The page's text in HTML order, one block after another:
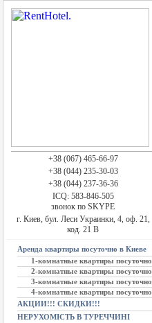
+38 (067) 465-66-97
+38 (044) 235-30-03
+38 (044) 237-36-36
ICQ: 583-846-505
звонок по SKYPE
г. Киев, бул. Леси Украинки, 4, оф. 21,
код. 21 В
Аренда квартиры посуточно в Киеве
1-комнатные квартиры посуточно
2-комнатные квартиры посуточно
3-комнатные квартиры посуточно
4-комнатные квартиры посуточно
АКЦИИ!!! СКИДКИ!!!
НЕРУХОМІСТЬ В ТУРЕЧЧИНІ